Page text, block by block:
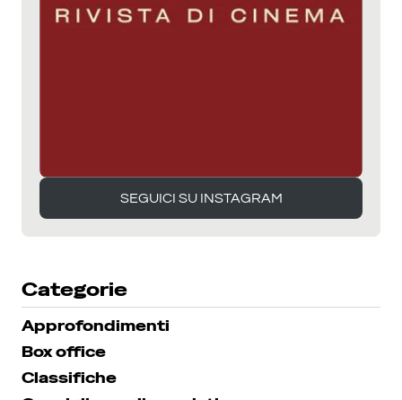
SEGUICI SU INSTAGRAM
Categorie
Approfondimenti
Box office
Classifiche